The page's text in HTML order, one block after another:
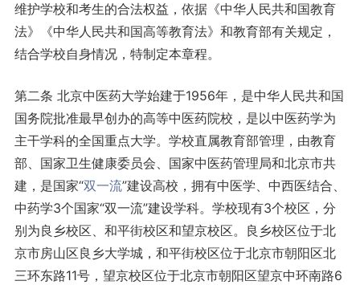
维护学校和考生的合法权益，依据《中华人民共和国教育
法》《中华人民共和国高等教育法》和教育部有关规定，
结合学校自身情况，特制定本章程。
第二条 北京中医药大学始建于1956年，是中华人民共和国
国务院批准最早创办的高等中医药院校，是以中医药学为
主干学科的全国重点大学。学校直属教育部管理，由教育
部、国家卫生健康委员会、国家中医药管理局和北京市共
建，是国家“双一流”建设高校，拥有中医学、中西医结合、
中药学3个国家“双一流”建设学科。学校现有3个校区，分
别为良乡校区、和平街校区和望京校区。良乡校区位于北
京市房山区良乡大学城，和平街校区位于北京市朝阳区北
三环东路11号，望京校区位于北京市朝阳区望京中环南路6